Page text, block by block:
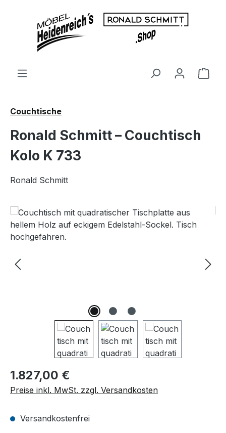
Zum Hauptinhalt springen
Couchtische
Ronald Schmitt – Couchtisch
Kolo K 733
Ronald Schmitt
Bildergalerie überspringen
Regulärer Preis:
1.827,00 €
Preise inkl. MwSt. zzgl. Versandkosten
Versandkostenfrei